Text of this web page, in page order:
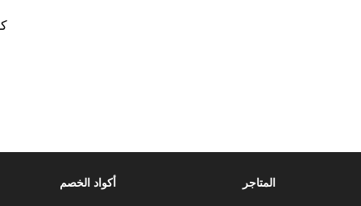
المتاجر أكواد الخصم